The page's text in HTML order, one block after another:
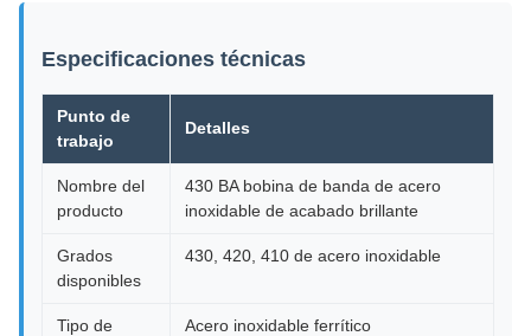
Especificaciones técnicas
Punto de
trabajo
Detalles
Nombre del
producto
430 BA bobina de banda de acero
inoxidable de acabado brillante
Grados
disponibles
430, 420, 410 de acero inoxidable
Tipo de
Acero inoxidable ferrítico